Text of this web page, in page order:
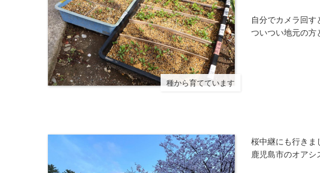
種から育てています
自分でカメラ回す
ついつい地元の方
桜中継にも行きま
鹿児島市のオアシ